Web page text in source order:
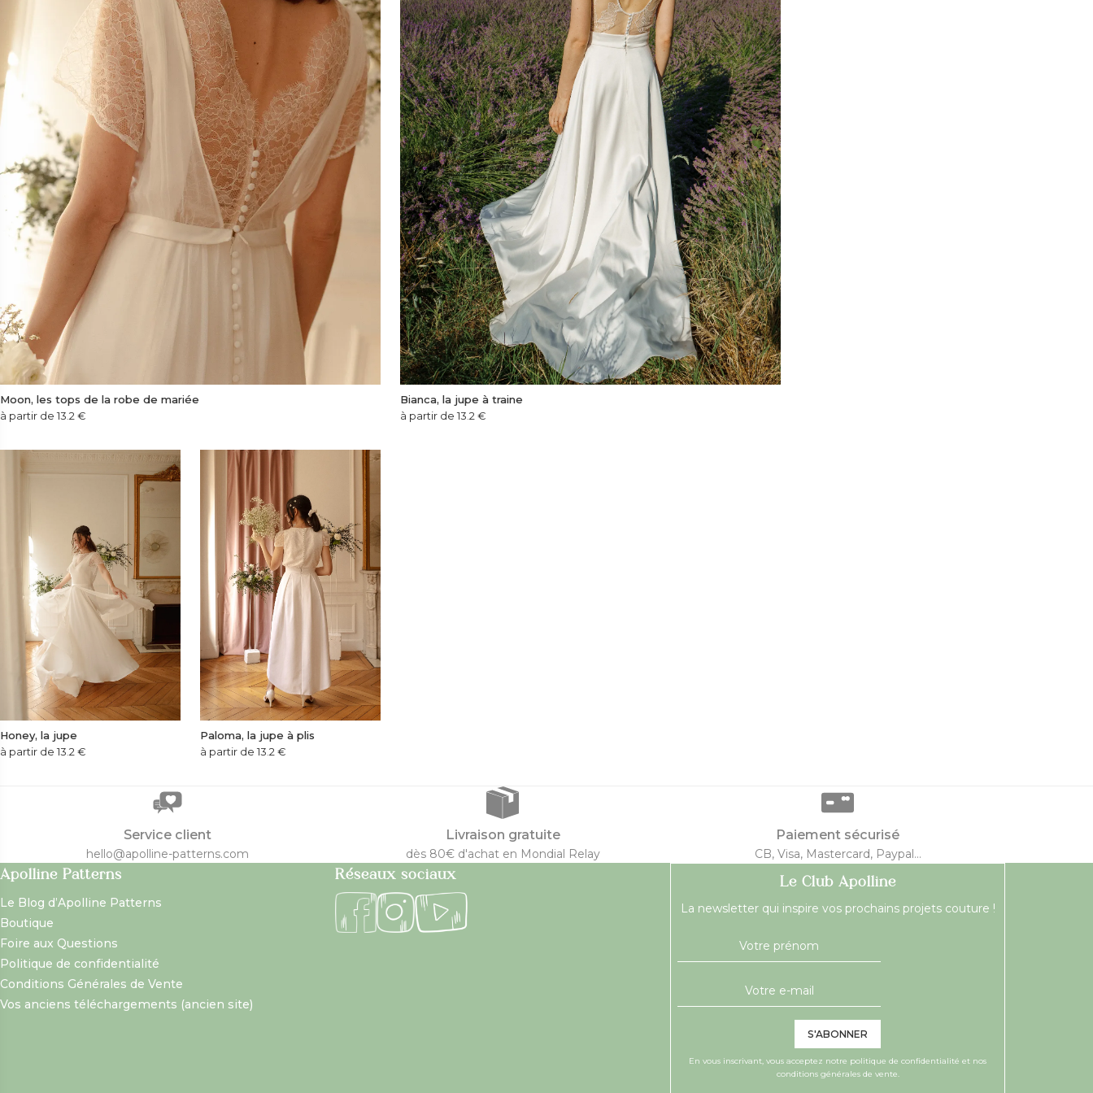
Maillot de bain
Patterns in English
Grossesse & Allaitement
Extensions de patrons
Gamme enfant
Erratums
Moon, les tops de la robe de mariée
à partir de 13.2€
Bianca, la jupe à traine
à partir de 13.2 €
Honey, la jupe
à partir de 13.2€
Paloma, la jupe à plis
à partir de 13.2€
Service client
hello@apolline-patterns.com
Livraison gratuite
dès 80€ d'achat en Mondial Relay
Paiement sécurisé
CB, Visa, Mastercard, Paypal...
Apolline Patterns
Le Blog d’Apolline Patterns
Boutique
Foire aux Questions
Politique de confidentialité
Conditions Générales de Vente
Vos anciens téléchargements (ancien site)
Réseaux sociaux Le Club Apolline
La newsletter qui inspire vos prochains projets couture !
S'ABONNER
En vous inscrivant, vous acceptez notre politique de confidentialité et nos
conditions générales de vente.